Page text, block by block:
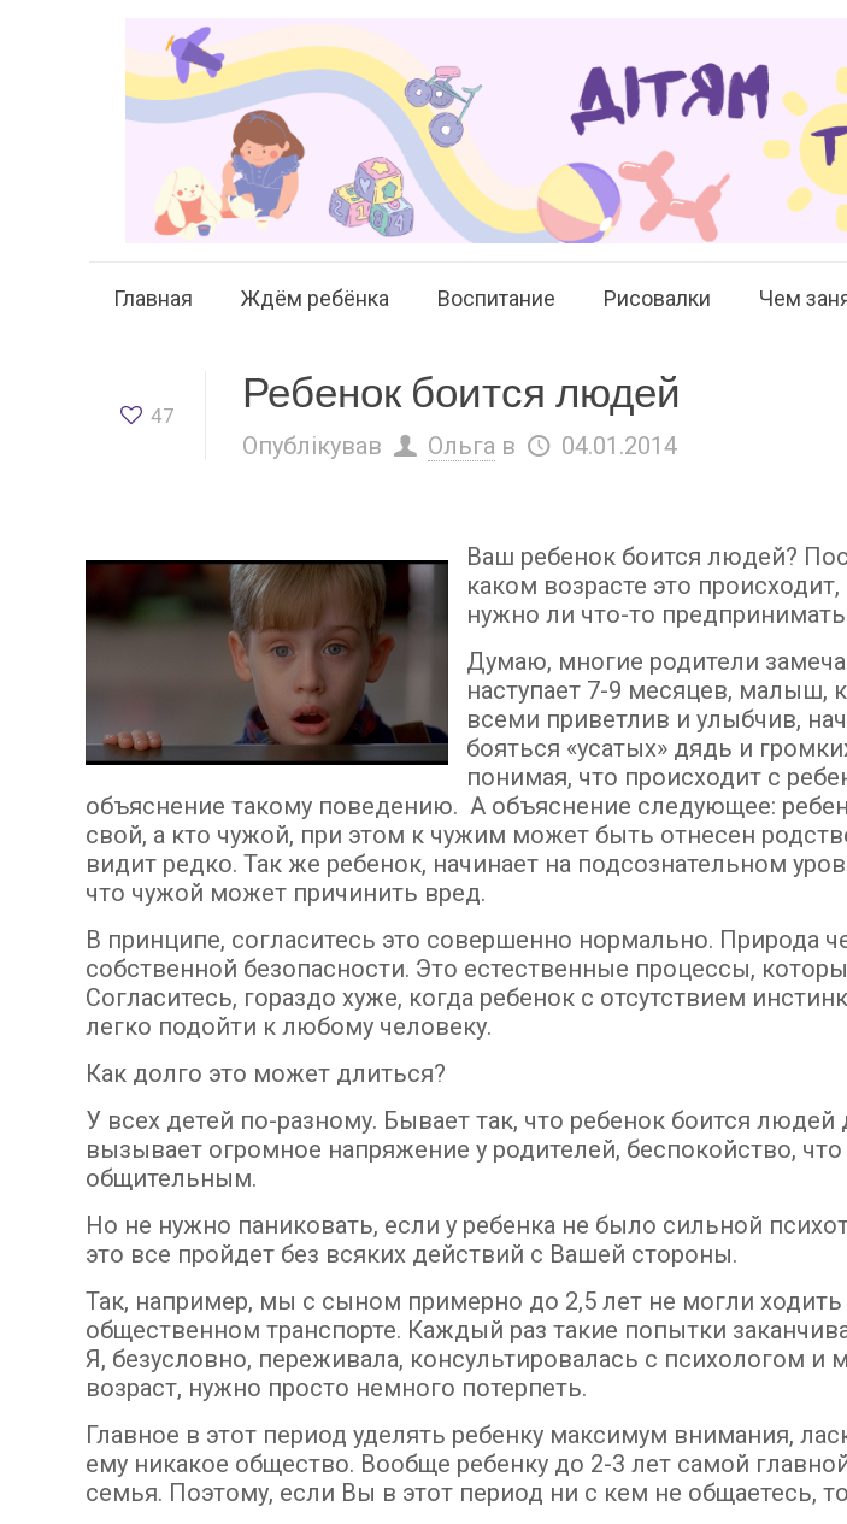
Главная Ждём ребёнка Воспитание Рисовалки Чем
47 Ребенок боится людей
Опублікував Ольга в 04.01.2014
Ваш ребенок боится людей?
каком возрасте это
нужно ли что-то
Думаю, многие родители
наступает 7-9 месяцев, малыш,
всеми приветлив и улыбчив,
бояться «усатых» дядь и
понимая, что происходит с
объяснение такому поведению. А объяснение следующее:
свой, а кто чужой, при этом к чужим может быть отнесен
видит редко. Так же ребенок, начинает на подсознательном
что чужой может причинить вред.
В принципе, согласитесь это совершенно нормально. Природа
собственной безопасности. Это естественные процессы,
Согласитесь, гораздо хуже, когда ребенок с отсутствием
легко подойти к любому человеку.
Как долго это может длиться?
У всех детей по-разному. Бывает так, что ребенок боится людей
вызывает огромное напряжение у родителей, беспокойство, что
общительным.
Но не нужно паниковать, если у ребенка не было сильной
это все пройдет без всяких действий с Вашей стороны.
Так, например, мы с сыном примерно до 2,5 лет не могли ходить
общественном транспорте. Каждый раз такие попытки
Я, безусловно, переживала, консультировалась с психологом и
возраст, нужно просто немного потерпеть.
Главное в этот период уделять ребенку максимум внимания,
ему никакое общество. Вообще ребенку до 2-3 лет самой
семья. Поэтому, если Вы в этот период ни с кем не общаетесь,